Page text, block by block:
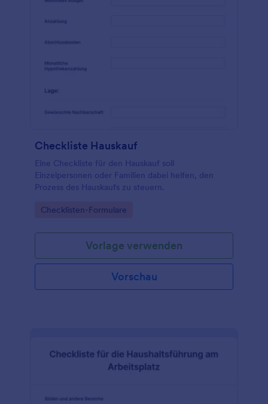
Checkliste Hauskauf
Eine Checkliste für den Hauskauf soll
Einzelpersonen oder Familien dabei helfen, den
Prozess des Hauskaufs zu steuern.
Go to Category:
Checklisten-Formulare
Vorlage verwenden
Vorschau